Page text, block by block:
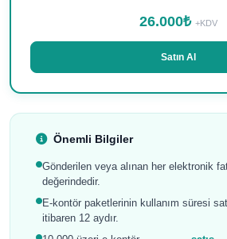
26.000₺ +KDV
Satın Al
Önemli Bilgiler
Gönderilen veya alınan her elektronik
değerindedir.
E-kontör paketlerinin kullanım süresi
itibaren 12 aydır.